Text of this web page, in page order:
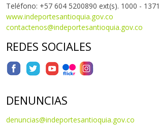
Teléfono: +57 604 5200890 ext(s). 1000 - 1371
www.indeportesantioquia.gov.co
contactenos@indeportesantioquia.gov.co
REDES SOCIALES
DENUNCIAS
denuncias@indeportesantioquia.gov.co